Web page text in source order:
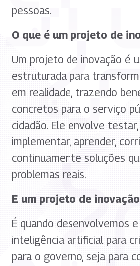
pessoas.
O que é um projeto de
Um projeto de inovação é
estruturada para
em realidade, trazendo
concretos para o serviço
cidadão. Ele envolve
implementar, aprender,
continuamente soluções
problemas reais.
E um projeto de inovação
É quando desenvolvemos
inteligência artificial para
para o governo, seja para